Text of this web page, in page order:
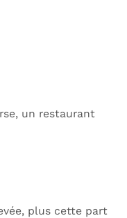
un restaurant
plus cette part